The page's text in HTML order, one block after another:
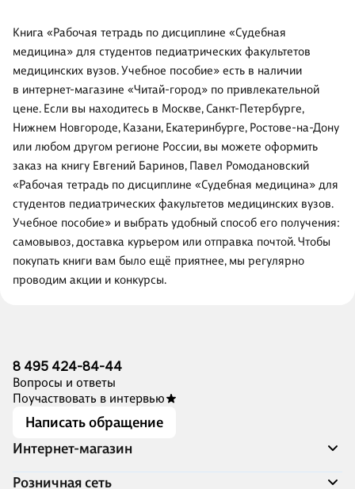
Книга «Рабочая тетрадь по дисциплине «Судебная
медицина» для студентов педиатрических факультетов
медицинских вузов. Учебное пособие» есть в наличии
в интернет-магазине «Читай-город» по привлекательной
цене. Если вы находитесь в Москве, Санкт-Петербурге,
Нижнем Новгороде, Казани, Екатеринбурге, Ростове-на-Дону
или любом другом регионе России, вы можете оформить
заказ на книгу Евгений Баринов, Павел Ромодановский
«Рабочая тетрадь по дисциплине «Судебная медицина» для
студентов педиатрических факультетов медицинских вузов.
Учебное пособие» и выбрать удобный способ его получения:
самовывоз, доставка курьером или отправка почтой. Чтобы
покупать книги вам было ещё приятнее, мы регулярно
проводим акции и конкурсы.
8 495 424-84-44
Вопросы и ответы
Поучаствовать в интервью
Написать обращение
Интернет-магазин
Акции
Розничная сеть